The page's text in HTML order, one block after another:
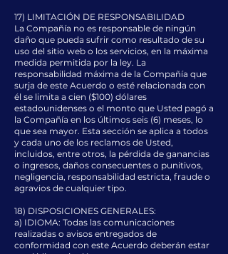
17) LIMITACIÓN DE RESPONSABILIDAD
La Compañía no es responsable de ningún
daño que pueda sufrir como resultado de su
uso del sitio web o los servicios, en la máxima
medida permitida por la ley. La
responsabilidad máxima de la Compañía que
surja de este Acuerdo o esté relacionada con
él se limita a cien ($100) dólares
estadounidenses o el monto que Usted pagó a
la Compañía en los últimos seis (6) meses, lo
que sea mayor. Esta sección se aplica a todos
y cada uno de los reclamos de Usted,
incluidos, entre otros, la pérdida de ganancias
o ingresos, daños consecuentes o punitivos,
negligencia, responsabilidad estricta, fraude o
agravios de cualquier tipo.
18) DISPOSICIONES GENERALES:
a) IDIOMA: Todas las comunicaciones
realizadas o avisos entregados de
conformidad con este Acuerdo deberán estar